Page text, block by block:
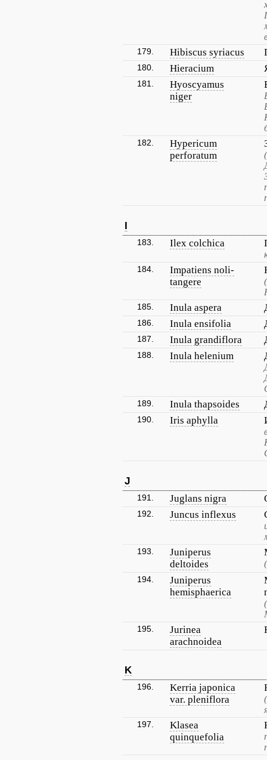
179. Hibiscus syriacus
180. Hieracium
181.
Hyoscyamus
niger
182.
Hypericum
perforatum
I
183. Ilex colchica
184.
Impatiens noli-
tangere
185. Inula aspera
186. Inula ensifolia
187. Inula grandiflora
188. Inula helenium
189. Inula thapsoides
190. Iris aphylla
J
191. Juglans nigra
192. Juncus inflexus
193.
Juniperus
deltoides
194.
Juniperus
hemisphaerica
195.
Jurinea
arachnoidea
K
196.
Kerria japonica
var. pleniflora
197.
Klasea
quinquefolia